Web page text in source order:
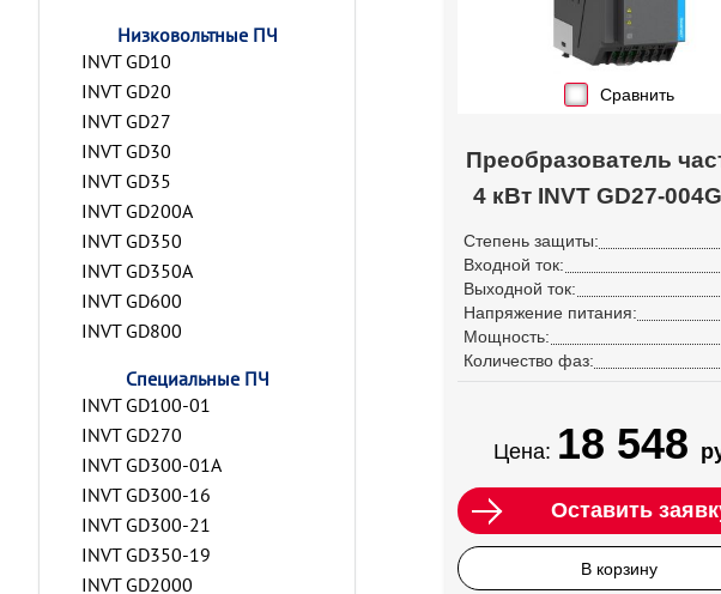
Низковольтные ПЧ
INVT GD10
INVT GD20
INVT GD27
INVT GD30
INVT GD35
INVT GD200A
INVT GD350
INVT GD350A
INVT GD600
INVT GD800
Специальные ПЧ
INVT GD100-01
INVT GD270
INVT GD300-01A
INVT GD300-16
INVT GD300-21
INVT GD350-19
INVT GD2000
Сравнить
Преобразователь
4 кВт INVT GD27-
Степень защиты:
Входной ток:
Выходной ток:
Напряжение питания:
Мощность:
Количество фаз:
Цена: 18 548
Оставить
В корзину